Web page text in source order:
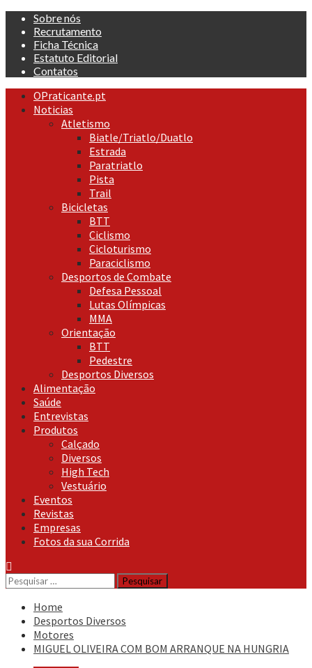
Skip
content
Sobre nós
Recrutamento
Ficha Técnica
Estatuto Editorial
Contatos
Primary
Menu
OPraticante.pt
Noticias
Atletismo
Biatle/Triatlo/Duatlo
Estrada
Paratriatlo
Pista
Trail
Bicicletas
BTT
Ciclismo
Cicloturismo
Paraciclismo
Desportos de Combate
Defesa Pessoal
Lutas Olímpicas
MMA
Orientação
BTT
Pedestre
Desportos Diversos
Alimentação
Saúde
Entrevistas
Produtos
Calçado
Diversos
High Tech
Vestuário
Eventos
Revistas
Empresas
Fotos da sua Corrida
Pesquisar
por:
Home
Desportos Diversos
Motores
MIGUEL OLIVEIRA COM BOM ARRANQUE NA HUNGRIA